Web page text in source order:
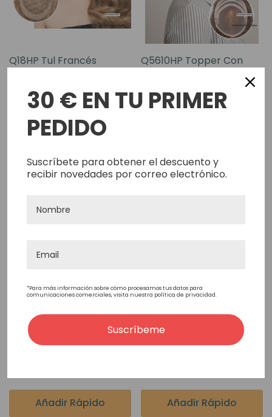
Q18HP Tul Francés
Mujer Con Cabello Remy
Premium
998,25€
Añadir Rápido
Q5610HP Topper Con
Clip - Tul Francés Con
Cabello Premium
502,15€
FT3514 Topper De Tul
Francés Con Clips De
Añadir Rápido
EZ Tul3506 Topper De
Cabello Premium Con
Añadir Rápido
30 € EN TU PRIMER
PEDIDO
Suscríbete para obtener el descuento y
recibir novedades por correo electrónico.
*Para más información sobre cómo procesamos tus datos para
comunicaciones comerciales, visita nuestra política de privacidad.
Suscríbeme